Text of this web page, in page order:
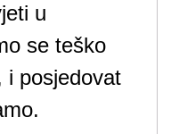
u
se teško
i posjedovat